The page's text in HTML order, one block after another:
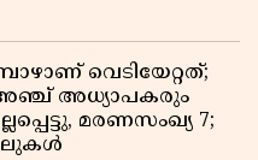
വെടിയേറ്റത്;
അധ്യാപകരും
മരണസംഖ്യ 7;